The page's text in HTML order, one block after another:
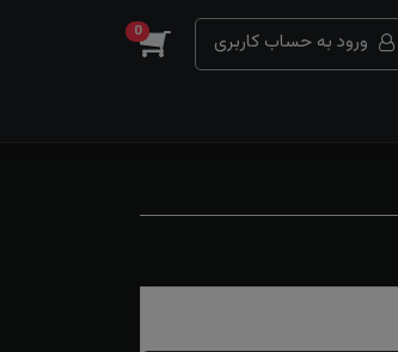
ورود به حساب کاربری 0